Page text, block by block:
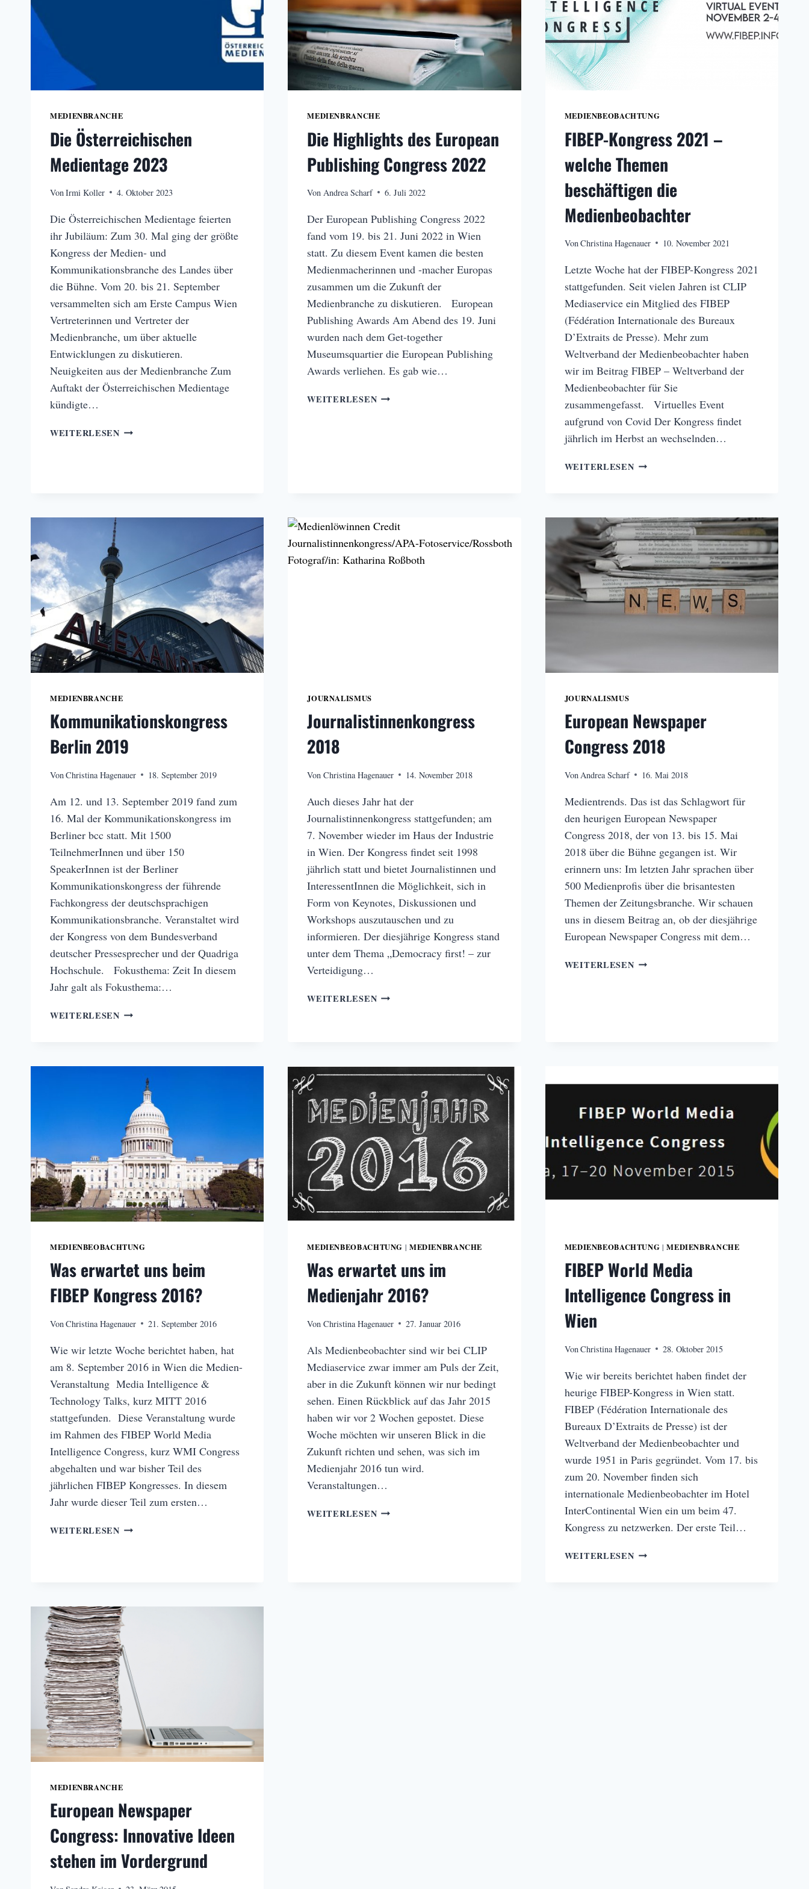
MEDIENBRANCHE
Die Österreichischen
Medientage 2023
VonIrmi Koller 4. Oktober 2023
Die Österreichischen Medientage feierten
ihr Jubiläum: Zum 30. Mal ging der größte
Kongress der Medien- und
Kommunikationsbranche des Landes über
die Bühne. Vom 20. bis 21. September
versammelten sich am Erste Campus Wien
Vertreterinnen und Vertreter der
Medienbranche, um über aktuelle
Entwicklungen zu diskutieren.
Neuigkeiten aus der Medienbranche Zum
Auftakt der Österreichischen Medientage
kündigte…
WEITERLESENDIE
MEDIENBRANCHE
Die Highlights des European
Publishing Congress 2022
Von Andrea Scharf 6. Juli 2022
Der European Publishing Congress 2022
fand vom 19. bis 21. Juni 2022 in Wien
statt. Zu diesem Event kamen die besten
Medienmacherinnen und -macher Europas
zusammen um die Zukunft der
Medienbranche zu diskutieren. European
Publishing Awards Am Abend des 19. Juni
wurden nach dem Get-together
Museumsquartier die European Publishing
Awards verliehen. Es gab wie…
WEITERLESENDIE
MEDIENBEOBACHTUNG
FIBEP-Kongress 2021 –
welche Themen
beschäftigen die
Medienbeobachter
VonChristina Hagenauer 10. November 2021
Letzte Woche hat der FIBEP-Kongress 2021
stattgefunden. Seit vielen Jahren ist CLIP
Mediaservice ein Mitglied des FIBEP
(Fédération Internationale des Bureaux
D’Extraits de Presse). Mehr zum
Weltverband der Medienbeobachter haben
wir im Beitrag FIBEP – Weltverband der
Medienbeobachter für Sie
zusammengefasst. Virtuelles Event
aufgrund von Covid Der Kongress findet
jährlich im Herbst an wechselnden…
WEITERLESENFIBEP-
WELCHE
THEMEN
BESCHÄFTIGEN
DIE
MEDIENBEOBACHTER
MEDIENBRANCHE
Kommunikationskongress
Berlin 2019
VonChristina Hagenauer 18. September 2019
Am 12. und 13. September 2019 fand zum
16. Mal der Kommunikationskongress im
Berliner bcc statt. Mit 1500
TeilnehmerInnen und über 150
SpeakerInnen ist der Berliner
Kommunikationskongress der führende
Fachkongress der deutschsprachigen
Kommunikationsbranche. Veranstaltet wird
der Kongress von dem Bundesverband
deutscher Pressesprecher und der Quadriga
Hochschule. Fokusthema: Zeit In diesem
Jahr galt als Fokusthema:…
WEITERLESENKOMMUNIKATIONSKONGRESS
JOURNALISMUS
Journalistinnenkongress
2018
Von Christina Hagenauer 14. November 2018
Auch dieses Jahr hat der
Journalistinnenkongress stattgefunden; am
7. November wieder im Haus der Industrie
in Wien. Der Kongress findet seit 1998
jährlich statt und bietet Journalistinnen und
InteressentInnen die Möglichkeit, sich in
Form von Keynotes, Diskussionen und
Workshops auszutauschen und zu
informieren. Der diesjährige Kongress stand
unter dem Thema „Democracy first! – zur
Verteidigung…
WEITERLESENJOURNALISTINNENKONGRESS
JOURNALISMUS
European Newspaper
Congress 2018
VonAndrea Scharf 16. Mai 2018
Medientrends. Das ist das Schlagwort für
den heurigen European Newspaper
Congress 2018, der von 13. bis 15. Mai
2018 über die Bühne gegangen ist. Wir
erinnern uns: Im letzten Jahr sprachen über
500 Medienprofis über die brisantesten
Themen der Zeitungsbranche. Wir schauen
uns in diesem Beitrag an, ob der diesjährige
European Newspaper Congress mit dem…
WEITERLESENEUROPEAN
MEDIENBEOBACHTUNG
Was erwartet uns beim
FIBEP Kongress 2016?
Von Christina Hagenauer 21. September 2016
Wie wir letzte Woche berichtet haben, hat
am 8. September 2016 in Wien die Medien-
Veranstaltung Media Intelligence &
Technology Talks, kurz MITT 2016
stattgefunden. Diese Veranstaltung wurde
im Rahmen des FIBEP World Media
Intelligence Congress, kurz WMI Congress
abgehalten und war bisher Teil des
jährlichen FIBEP Kongresses. In diesem
Jahr wurde dieser Teil zum ersten…
WEITERLESENWAS
2016?
MEDIENBEOBACHTUNG | MEDIENBRANCHE
Was erwartet uns im
Medienjahr 2016?
Von Christina Hagenauer 27. Januar 2016
Als Medienbeobachter sind wir bei CLIP
Mediaservice zwar immer am Puls der Zeit,
aber in die Zukunft können wir nur bedingt
sehen. Einen Rückblick auf das Jahr 2015
haben wir vor 2 Wochen gepostet. Diese
Woche möchten wir unseren Blick in die
Zukunft richten und sehen, was sich im
Medienjahr 2016 tun wird.
Veranstaltungen…
WEITERLESENWAS
MEDIENBEOBACHTUNG |MEDIENBRANCHE
FIBEP World Media
Intelligence Congress in
Wien
Von Christina Hagenauer 28. Oktober 2015
Wie wir bereits berichtet haben findet der
heurige FIBEP-Kongress in Wien statt.
FIBEP (Fédération Internationale des
Bureaux D’Extraits de Presse) ist der
Weltverband der Medienbeobachter und
wurde 1951 in Paris gegründet. Vom 17. bis
zum 20. November finden sich
internationale Medienbeobachter im Hotel
InterContinental Wien ein um beim 47.
Kongress zu netzwerken. Der erste Teil…
WEITERLESENFIBEP
MEDIENBRANCHE
European Newspaper
Congress: Innovative Ideen
stehen im Vordergrund